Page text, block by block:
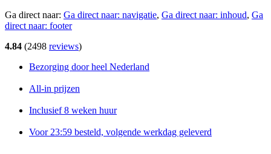
Ga direct naar: Ga direct naar: navigatie, Ga direct naar: inhoud, Ga
direct naar: footer
4.84 (2498 reviews)
Bezorging door heel Nederland
All-in prijzen
Inclusief 8 weken huur
Voor 23:59 besteld, volgende werkdag geleverd